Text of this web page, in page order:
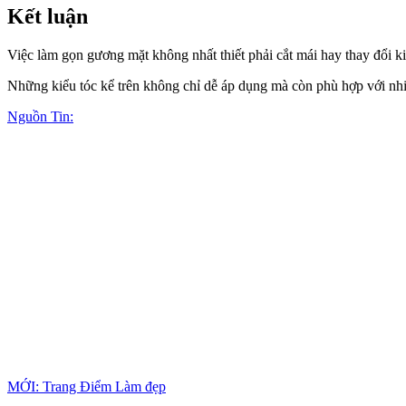
Kết luận
Việc làm gọn gương mặt không nhất thiết phải cắt mái hay thay đổi
Những kiểu tóc kể trên không chỉ dễ áp dụng mà còn phù hợp với
Nguồn Tin:
MỚI: Trang Điểm Làm đẹp